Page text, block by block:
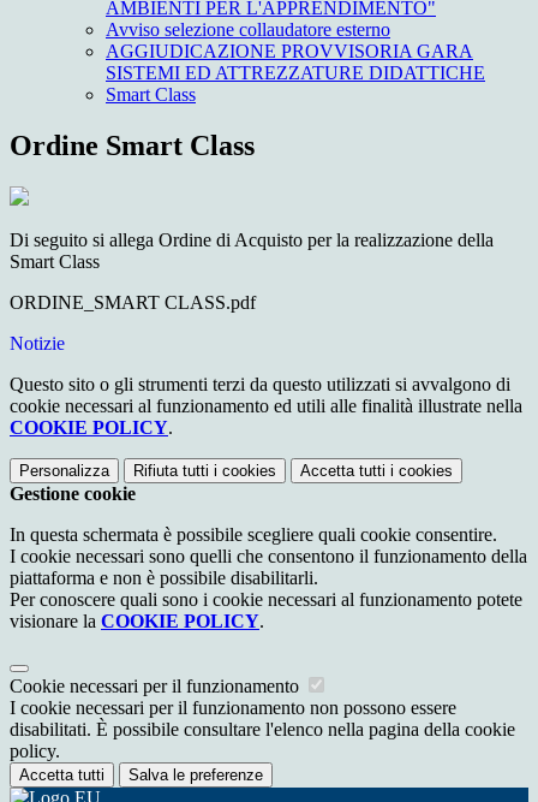
AMBIENTI PER L'APPRENDIMENTO"
Avviso selezione collaudatore esterno
AGGIUDICAZIONE PROVVISORIA GARA
SISTEMI ED ATTREZZATURE DIDATTICHE
Smart Class
Ordine Smart Class
Di seguito si allega Ordine di Acquisto per la realizzazione della
Smart Class
ORDINE_SMART CLASS.pdf
Notizie
Questo sito o gli strumenti terzi da questo utilizzati si avvalgono di
cookie necessari al funzionamento ed utili alle finalità illustrate nella
COOKIE POLICY.
Personalizza Rifiuta tutti i cookies Accetta tutti i cookies
Gestione cookie
In questa schermata è possibile scegliere quali cookie consentire.
I cookie necessari sono quelli che consentono il funzionamento della
piattaforma e non è possibile disabilitarli.
Per conoscere quali sono i cookie necessari al funzionamento potete
visionare la COOKIE POLICY.
Cookie necessari per il funzionamento
I cookie necessari per il funzionamento non possono essere
disabilitati. È possibile consultare l'elenco nella pagina della cookie
policy.
Accetta tutti Salva le preferenze